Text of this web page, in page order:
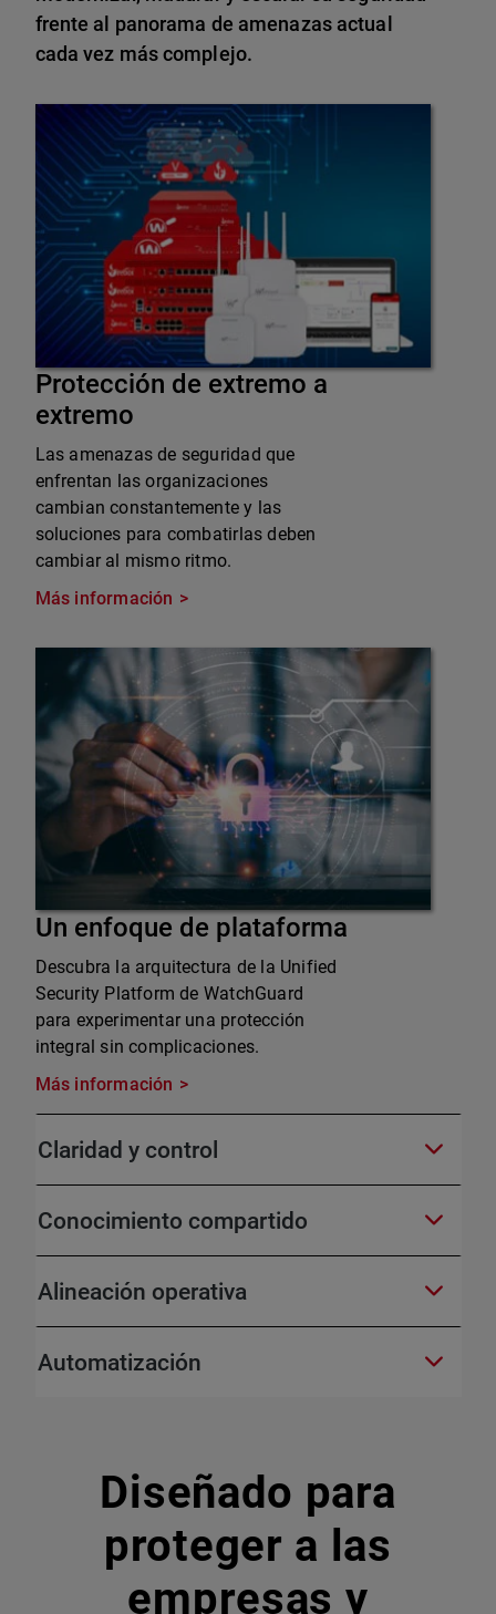
frente al panorama de amenazas actual
cada vez más complejo.
Protección de extremo a
extremo
Las amenazas de seguridad que
enfrentan las organizaciones
cambian constantemente y las
soluciones para combatirlas deben
cambiar al mismo ritmo.
Más información
Un enfoque de plataforma
Descubra la arquitectura de la Unified
Security Platform de WatchGuard
para experimentar una protección
integral sin complicaciones.
Más información
Claridad y control
Conocimiento compartido
Alineación operativa
Automatización
Diseñado para
proteger a las
empresas y